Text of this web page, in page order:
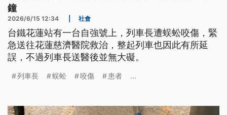
鐘
2026/6/15 12:34 社會
台鐵花蓮站有一台自強號上，列車長遭蜈蚣咬傷，緊
急送往花蓮慈濟醫院救治，整起列車也因此有所延
誤，不過列車長送醫後並無大礙。
列車長 蜈蚣 咬傷 患者 ...